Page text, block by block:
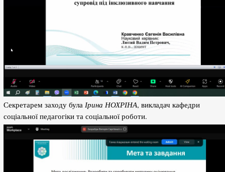
Секретарем заходу була Ірина НОХРІНА, викладач кафедри
соціальної педагогіки та соціальної роботи.